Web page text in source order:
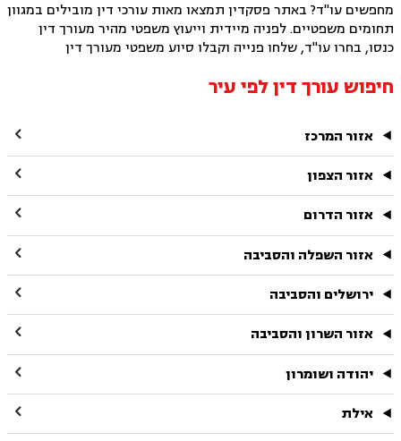
מחפשים עו"ד? באתר פסקדין תמצאו מאות עורכי דין מובילים במגוון
תחומים משפטיים. לפניה מיידית וייעוץ משפטי מהיר מעורך דין
כנסו, בחרו עו"ד, שלחו פנייה וקבלו סיוע משפטי מעורך דין
חיפוש עורך דין לפי עיר
אזור המרכז 
אזור הצפון 
אזור הדרום 
אזור השפלה והסביבה 
ירושלים והסביבה 
אזור השרון והסביבה 
יהודה ושומרון 
אילת 